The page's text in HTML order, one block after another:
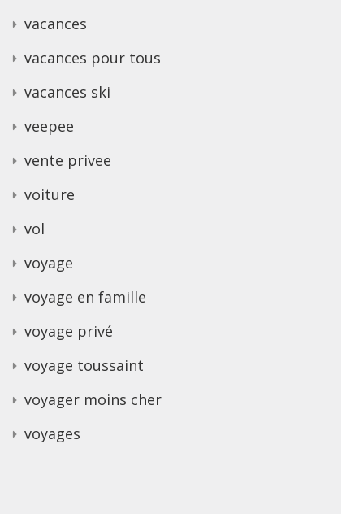
vacances
vacances pour tous
vacances ski
veepee
vente privee
voiture
vol
voyage
voyage en famille
voyage privé
voyage toussaint
voyager moins cher
voyages